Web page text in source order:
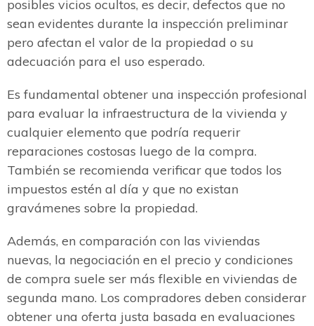
posibles vicios ocultos, es decir, defectos que no
sean evidentes durante la inspección preliminar
pero afectan el valor de la propiedad o su
adecuación para el uso esperado.
Es fundamental obtener una inspección profesional
para evaluar la infraestructura de la vivienda y
cualquier elemento que podría requerir
reparaciones costosas luego de la compra.
También se recomienda verificar que todos los
impuestos estén al día y que no existan
gravámenes sobre la propiedad.
Además, en comparación con las viviendas
nuevas, la negociación en el precio y condiciones
de compra suele ser más flexible en viviendas de
segunda mano. Los compradores deben considerar
obtener una oferta justa basada en evaluaciones